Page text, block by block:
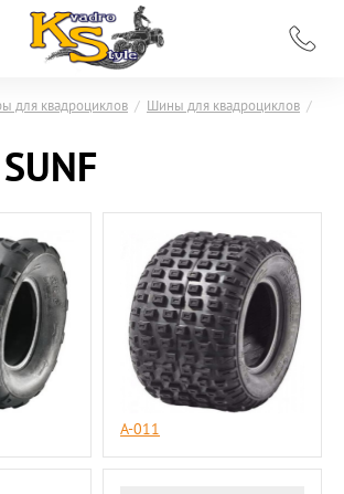
для квадроциклов / Шины для квадроциклов /
A-011